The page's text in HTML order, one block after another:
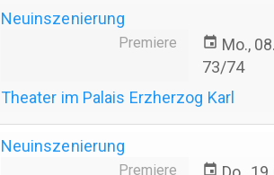
Neuinszenierung
Premiere event Mo.,
73/74
Theater im Palais Erzherzog Karl
Neuinszenierung
Premiere event